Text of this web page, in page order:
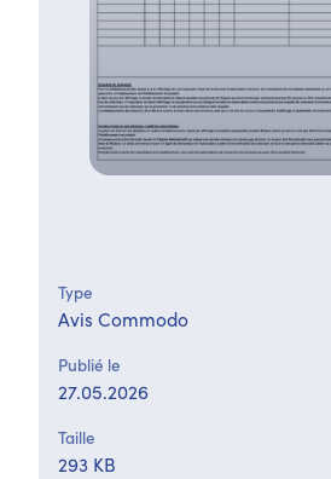
Type
Avis Commodo
Publié le
27.05.2026
Taille
293 KB